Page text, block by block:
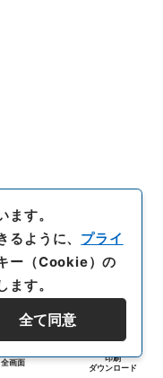
全画面
印刷
ダウンロード
ます。
ように、 プライ
ー（Cookie）の
ます。
全て同意